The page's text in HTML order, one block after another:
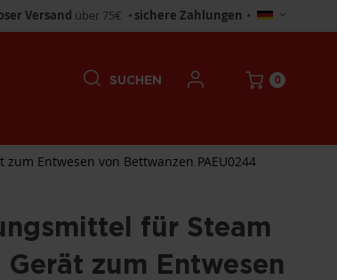
Versand über 75€ • sichere Zahlungen • Store
wählen
SUCHEN 0
Entwesen von Bettwanzen PAEU0244
für Steam
zum Entwesen